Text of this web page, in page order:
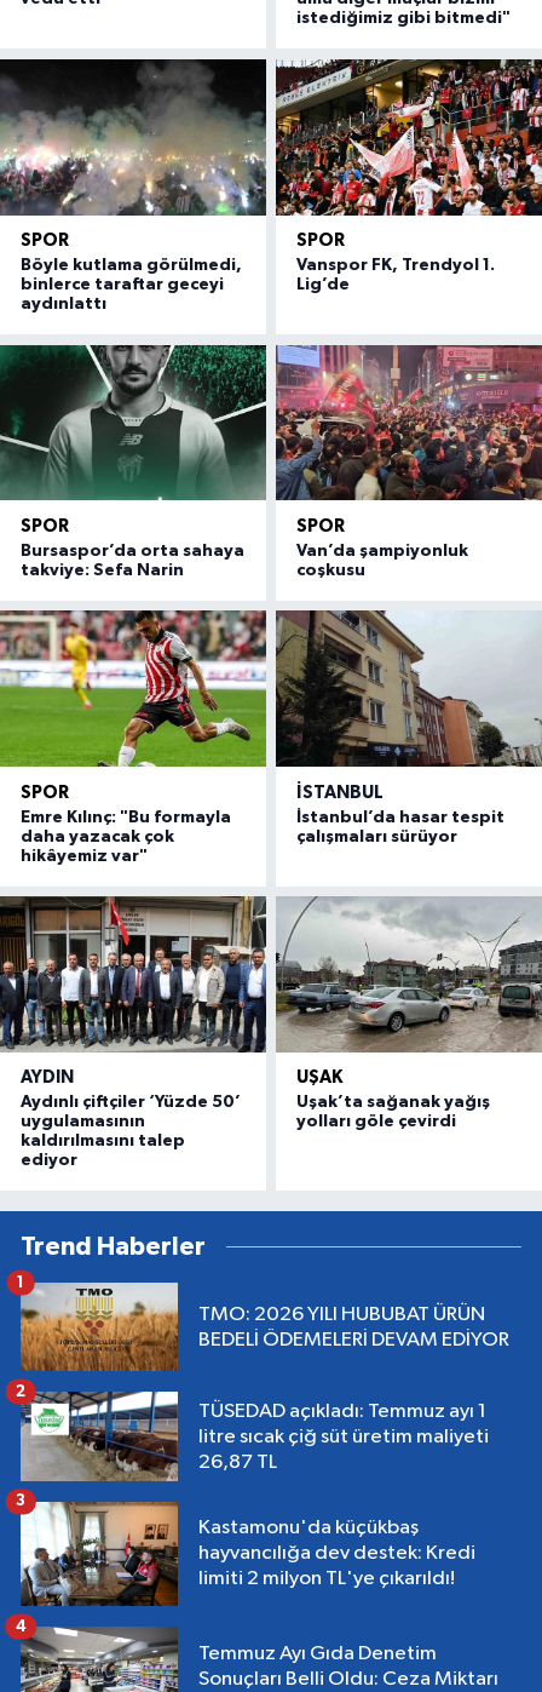
istediğimiz gibi bitmedi"
SPOR
Böyle kutlama görülmedi,
binlerce taraftar geceyi
aydınlattı
SPOR
Vanspor FK, Trendyol 1.
Lig’de
SPOR
Bursaspor’da orta sahaya
takviye: Sefa Narin
SPOR
Van’da şampiyonluk
coşkusu
SPOR
Emre Kılınç: "Bu formayla
daha yazacak çok
hikâyemiz var"
İSTANBUL
İstanbul’da hasar tespit
çalışmaları sürüyor
AYDIN
Aydınlı çiftçiler ‘Yüzde 50’
uygulamasının
kaldırılmasını talep
ediyor
UŞAK
Uşak’ta sağanak yağış
yolları göle çevirdi
Trend Haberler
TMO: 2026 YILI HUBUBAT ÜRÜN
BEDELİ ÖDEMELERİ DEVAM EDİYOR
1
TÜSEDAD açıkladı: Temmuz ayı 1
litre sıcak çiğ süt üretim maliyeti
26,87 TL
2
Kastamonu'da küçükbaş
hayvancılığa dev destek: Kredi
limiti 2 milyon TL'ye çıkarıldı!
3
Temmuz Ayı Gıda Denetim
Sonuçları Belli Oldu: Ceza Miktarı
4